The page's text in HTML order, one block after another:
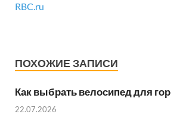
RBC.ru
ПОХОЖИЕ ЗАПИСИ
Как выбрать велосипед для
22.07.2026